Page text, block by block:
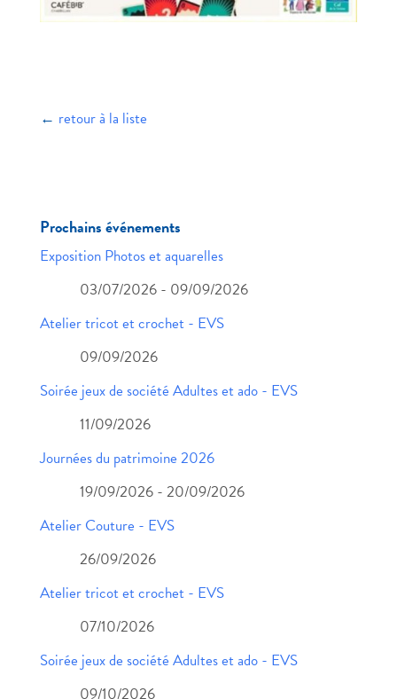
← retour à la liste
Prochains événements
Exposition Photos et aquarelles
03/07/2026 - 09/09/2026
Atelier tricot et crochet - EVS
09/09/2026
Soirée jeux de société Adultes et ado - EVS
11/09/2026
Journées du patrimoine 2026
19/09/2026 - 20/09/2026
Atelier Couture - EVS
26/09/2026
Atelier tricot et crochet - EVS
07/10/2026
Soirée jeux de société Adultes et ado - EVS
09/10/2026